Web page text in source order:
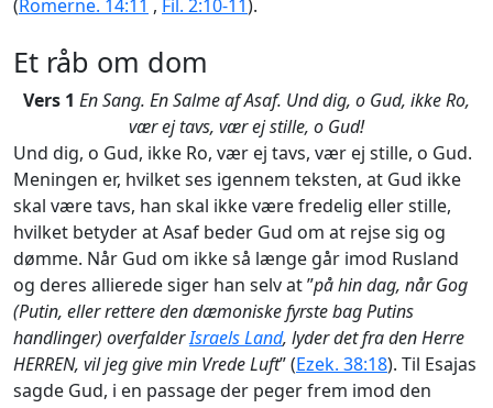
(Romerne. 14:11 , Fil. 2:10-11).
Et råb om dom
Vers 1 En Sang. En Salme af Asaf. Und dig, o Gud, ikke Ro,
vær ej tavs, vær ej stille, o Gud!
Und dig, o Gud, ikke Ro, vær ej tavs, vær ej stille, o Gud.
Meningen er, hvilket ses igennem teksten, at Gud ikke
skal være tavs, han skal ikke være fredelig eller stille,
hvilket betyder at Asaf beder Gud om at rejse sig og
dømme. Når Gud om ikke så længe går imod Rusland
og deres allierede siger han selv at ”på hin dag, når Gog
(Putin, eller rettere den dæmoniske fyrste bag Putins
handlinger) overfalderIsraels Land, lyder det fra den Herre
HERREN, vil jeg give min Vrede Luft” (Ezek. 38:18). Til Esajas
sagde Gud, i en passage der peger frem imod den